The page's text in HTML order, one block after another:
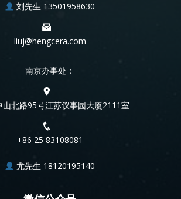
刘先生 13501958630
liuj@hengcera.com
南京办事处：
山北路95号江苏议事园大厦2111室
+86 25 83108081
尤先生 18120195140